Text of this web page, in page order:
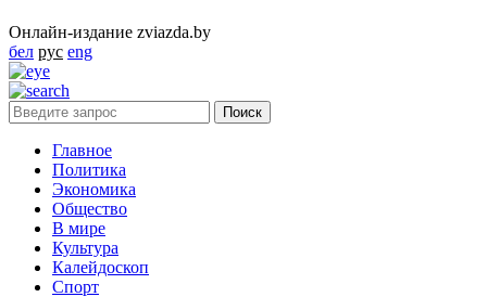
Онлайн-издание zviazda.by
бел рус eng
Главное
Политика
Экономика
Общество
В мире
Культура
Калейдоскоп
Спорт